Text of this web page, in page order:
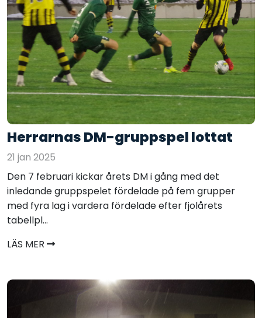
Herrarnas DM-gruppspel lottat
21 jan 2025
Den 7 februari kickar årets DM i gång med det
inledande gruppspelet fördelade på fem grupper
med fyra lag i vardera fördelade efter fjolårets
tabellpl...
LÄS MER